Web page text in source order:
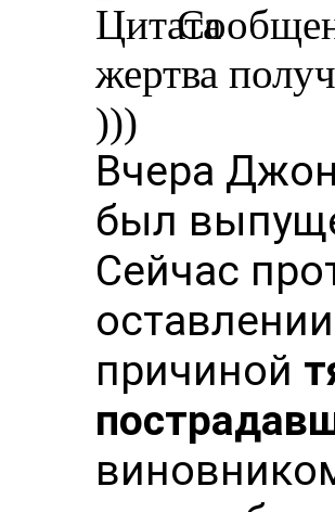
жертва
)))
Вчера
был
Сейчас
причиной